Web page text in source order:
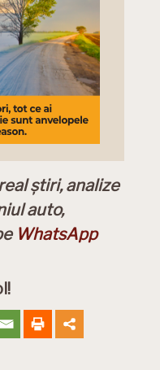
știri, analize
auto,
WhatsApp